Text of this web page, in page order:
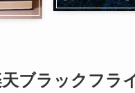
天ブラックフ